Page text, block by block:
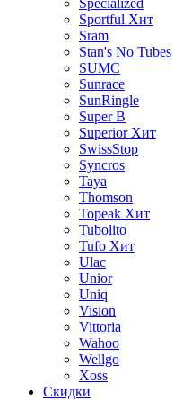
Specialized
Sportful Хит
Sram
Stan's No Tubes
SUMC
Sunrace
SunRingle
Super B
Superior Хит
SwissStop
Syncros
Taya
Thomson
Topeak Хит
Tubolito
Tufo Хит
Ulac
Unior
Uniq
Vision
Vittoria
Wahoo
Wellgo
Xoss
Скидки